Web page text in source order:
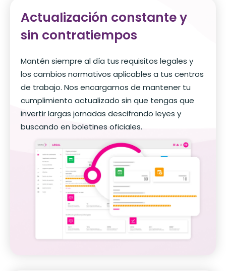
Actualización constante y
sin contratiempos
Mantén siempre al día tus requisitos legales y
los cambios normativos aplicables a tus centros
de trabajo. Nos encargamos de mantener tu
cumplimiento actualizado sin que tengas que
invertir largas jornadas descifrando leyes y
buscando en boletines oficiales.